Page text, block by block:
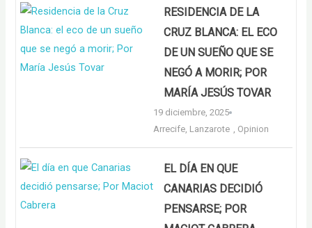
RESIDENCIA DE LA
CRUZ BLANCA: EL ECO
DE UN SUEÑO QUE SE
NEGÓ A MORIR; POR
MARÍA JESÚS TOVAR
19 diciembre, 2025
Arrecife Lanzarote Opinion
EL DÍA EN QUE
CANARIAS DECIDIÓ
PENSARSE; POR